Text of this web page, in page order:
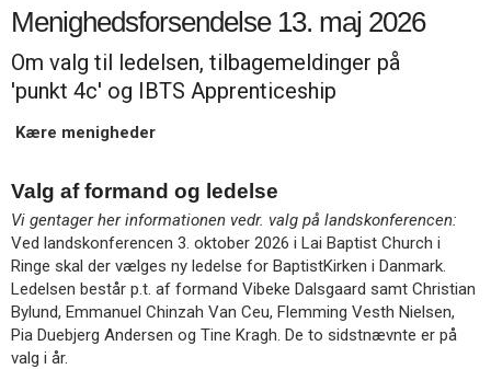
indlæg:
Menighedsforsendelse
30.
april
Menighedsforsendelse 13. maj 2026
Om valg til ledelsen, tilbagemeldinger på
'punkt 4c' og IBTS Apprenticeship
Kære menigheder
Valg af formand og ledelse
Vi gentager her informationen vedr. valg på landskonferencen:
Ved landskonferencen 3. oktober 2026 i Lai Baptist Church i
Ringe skal der vælges ny ledelse for BaptistKirken i Danmark.
Ledelsen består p.t. af formand Vibeke Dalsgaard samt Christian
Bylund, Emmanuel Chinzah Van Ceu, Flemming Vesth Nielsen,
Pia Duebjerg Andersen og Tine Kragh. De to sidstnævnte er på
valg i år.